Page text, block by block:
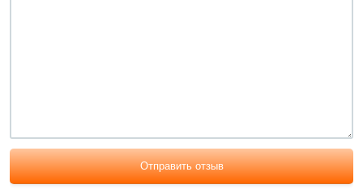
Отправить отзыв